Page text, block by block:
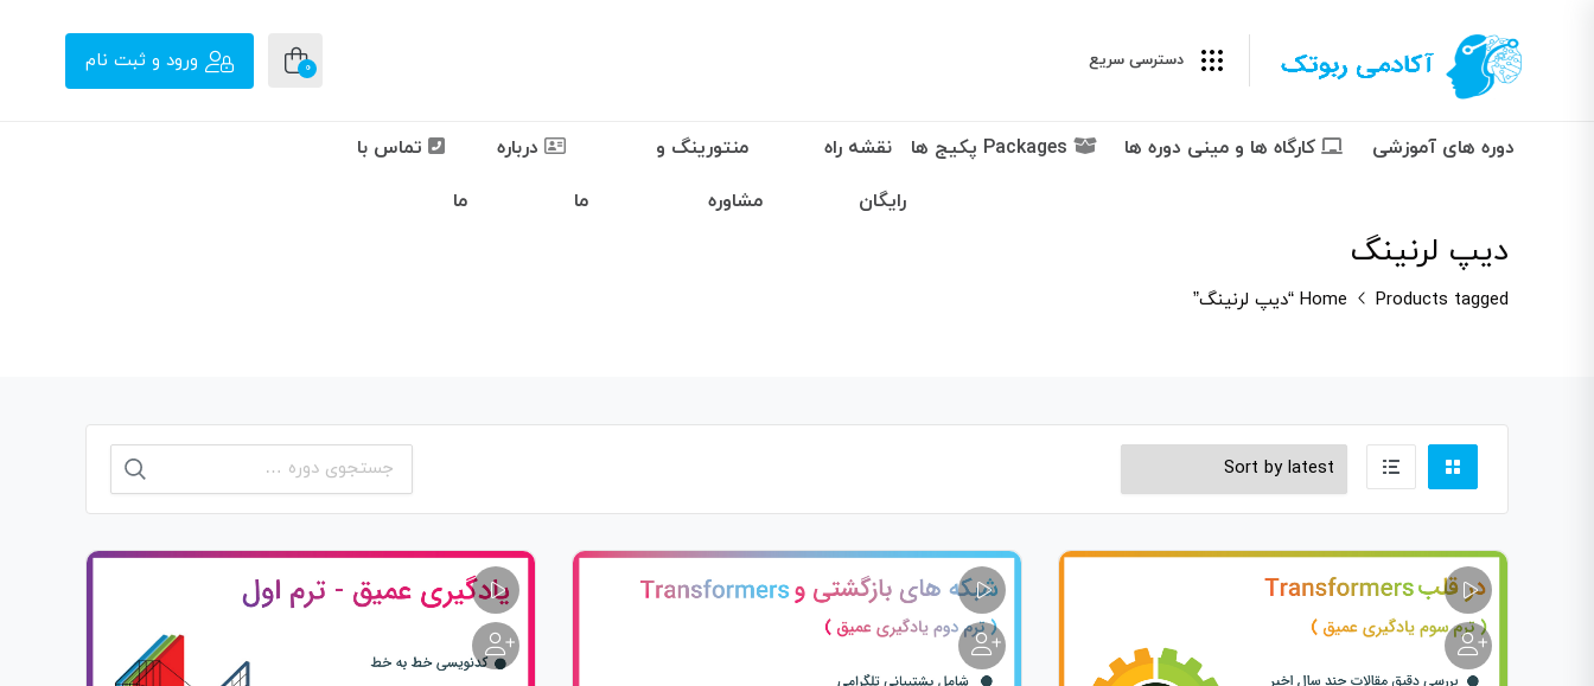
دسترسی سریع 0 ورود و ثبت نام
دوره های آموزشی کارگاه ها و مینی دوره ها Packages پکیج ها نقشه راه
رایگان
منتورینگ و
مشاوره
درباره
ما
تماس با
ما
دیپ لرنینگ
Home Products tagged “دیپ لرنینگ”
جستجو
برای: